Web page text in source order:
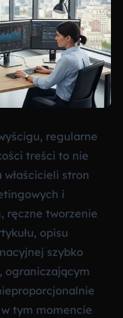
regularne
treści to nie
właścicieli stron
i
ręczne tworzenie
opisu
szybko
ograniczającym
w tym momencie